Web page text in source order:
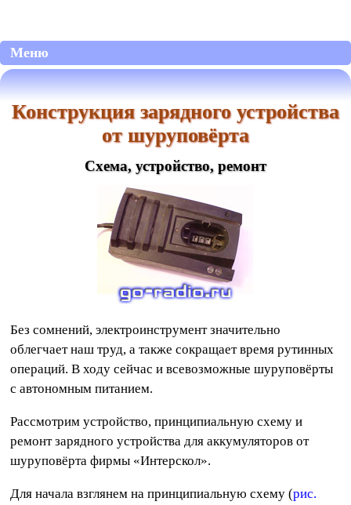
Меню
Конструкция зарядного устройства
от шуруповёрта
Схема, устройство, ремонт
Без сомнений, электроинструмент значительно
облегчает наш труд, а также сокращает время рутинных
операций. В ходу сейчас и всевозможные шуруповёрты
с автономным питанием.
Рассмотрим устройство, принципиальную схему и
ремонт зарядного устройства для аккумуляторов от
шуруповёрта фирмы «Интерскол».
Для начала взглянем на принципиальную схему (рис.